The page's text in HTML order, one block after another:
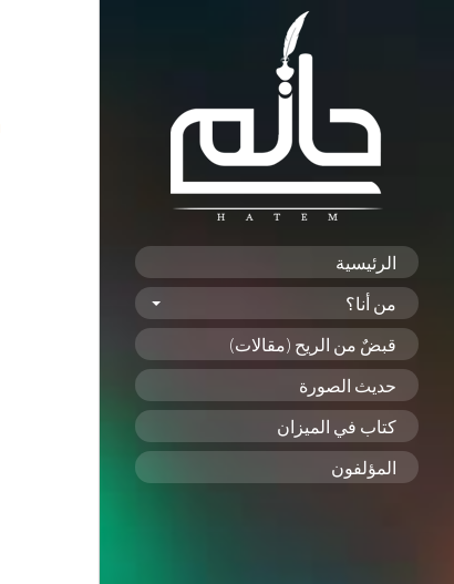
الرئيسية
من أنا؟
قبضٌ من الريح (مقالات)
حديث الصورة
كتاب في الميزان
المؤلفون